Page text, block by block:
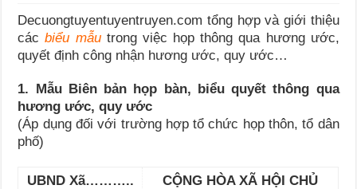
Decuongtuyentuyentruyen.com tổng hợp và giới thiệu
cácbiểu mẫutrong việc họp thông qua hương ước,
quyết định công nhận hương ước, quy ước…
1. Mẫu Biên bản họp bàn, biểu quyết thông qua
hương ước, quy ước
(Áp dụng đối với trường hợp tổ chức họp thôn, tổ dân
phố)
UBND Xã………..
CỘNG HÒA XÃ HỘI CHỦ